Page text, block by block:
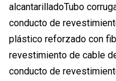
alcantarilladoTubo
conducto de
plástico reforzado con
revestimiento de cable
conducto de